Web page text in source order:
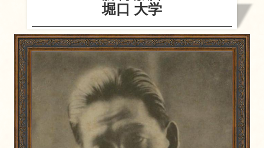
堀口 大学